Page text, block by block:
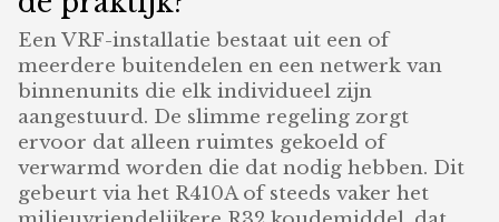
Een VRF-installatie bestaat uit een of
meerdere buitendelen en een netwerk van
binnenunits die elk individueel zijn
aangestuurd. De slimme regeling zorgt
ervoor dat alleen ruimtes gekoeld of
verwarmd worden die dat nodig hebben. Dit
gebeurt via het R410A of steeds vaker het